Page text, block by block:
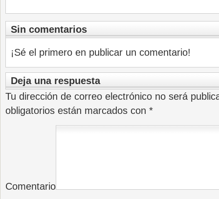
Sin comentarios
¡Sé el primero en publicar un comentario!
Deja una respuesta
Tu dirección de correo electrónico no será
obligatorios están marcados con *
Comentario